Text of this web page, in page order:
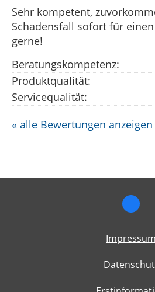
Sehr kompetent,
Schadensfall sofort für
gerne!
Beratungskompetenz:
Produktqualität:
Servicequalität:
« alle Bewertungen anzeigen
Impressum